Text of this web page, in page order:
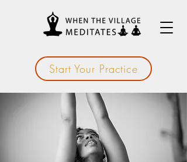
Start Your Practice